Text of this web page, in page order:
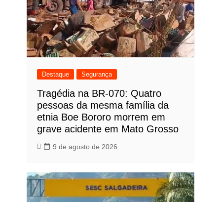
Destaque Segurança
Tragédia na BR-070: Quatro
pessoas da mesma família da
etnia Boe Bororo morrem em
grave acidente em Mato Grosso
9 de agosto de 2026